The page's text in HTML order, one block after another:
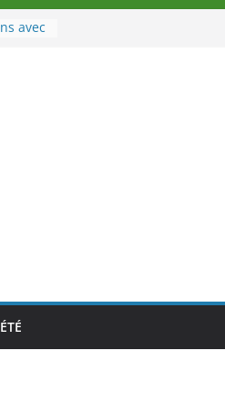
avec
sur
des